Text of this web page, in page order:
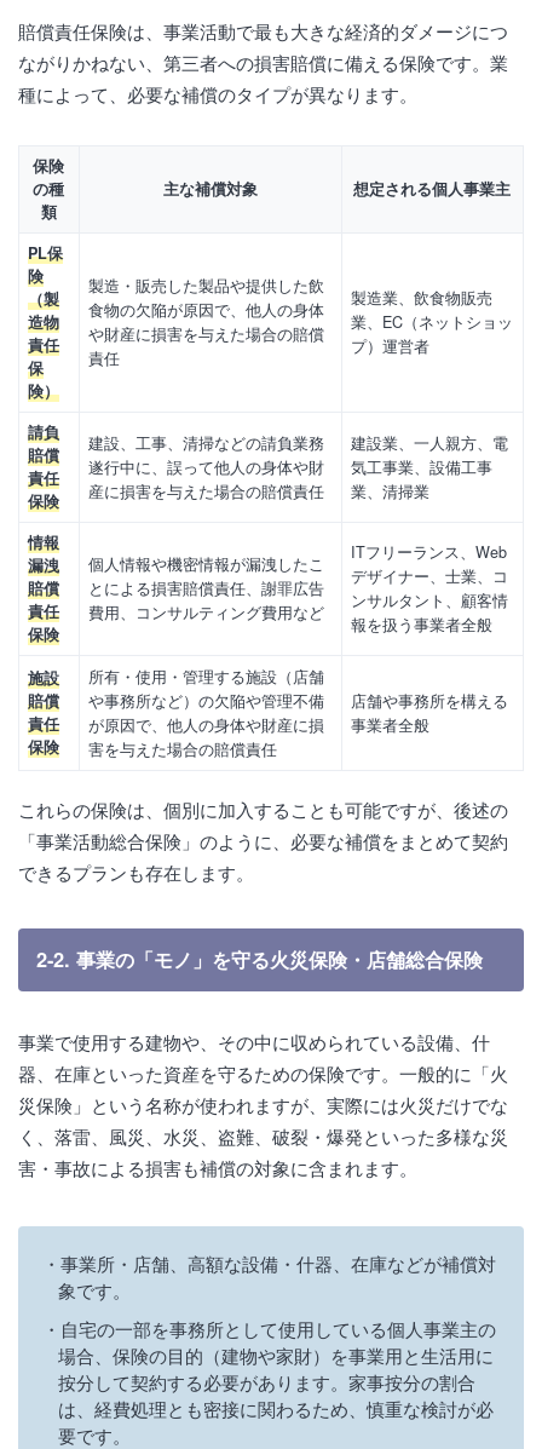
賠償責任保険は、事業活動で最も大きな経済的ダメージにつ
ながりかねない、第三者への損害賠償に備える保険です。業
種によって、必要な補償のタイプが異なります。
保険
の種
類
主な補償対象 想定される個人事業主
PL保
険
（製
造物
責任
保
険）
製造・販売した製品や提供した飲
食物の欠陥が原因で、他人の身体
や財産に損害を与えた場合の賠償
責任
製造業、飲食物販売
業、EC（ネットショッ
プ）運営者
請負
賠償
責任
保険
建設、工事、清掃などの請負業務
遂行中に、誤って他人の身体や財
産に損害を与えた場合の賠償責任
建設業、一人親方、電
気工事業、設備工事
業、清掃業
情報
漏洩
賠償
責任
保険
個人情報や機密情報が漏洩したこ
とによる損害賠償責任、謝罪広告
費用、コンサルティング費用など
ITフリーランス、Web
デザイナー、士業、コ
ンサルタント、顧客情
報を扱う事業者全般
施設
賠償
責任
保険
所有・使用・管理する施設（店舗
や事務所など）の欠陥や管理不備
が原因で、他人の身体や財産に損
害を与えた場合の賠償責任
店舗や事務所を構える
事業者全般
これらの保険は、個別に加入することも可能ですが、後述の
「事業活動総合保険」のように、必要な補償をまとめて契約
できるプランも存在します。
2-2. 事業の「モノ」を守る火災保険・店舗総合保険
事業で使用する建物や、その中に収められている設備、什
器、在庫といった資産を守るための保険です。一般的に「火
災保険」という名称が使われますが、実際には火災だけでな
く、落雷、風災、水災、盗難、破裂・爆発といった多様な災
害・事故による損害も補償の対象に含まれます。
事業所・店舗、高額な設備・什器、在庫などが補償対
象です。
自宅の一部を事務所として使用している個人事業主の
場合、保険の目的（建物や家財）を事業用と生活用に
按分して契約する必要があります。家事按分の割合
は、経費処理とも密接に関わるため、慎重な検討が必
要です。